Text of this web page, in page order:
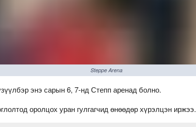
Steppe Arena
энэ сарын 6, 7-нд Степп аренад болно.
оролцох уран гулгагчид өнөөдөр хүрэлцэн иржээ.